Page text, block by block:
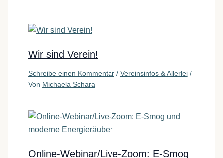
Wir sind Verein!
Schreibe einen Kommentar / Vereinsinfos & Allerlei/
Von Michaela Schara
Online-Webinar/Live-Zoom: E-Smog